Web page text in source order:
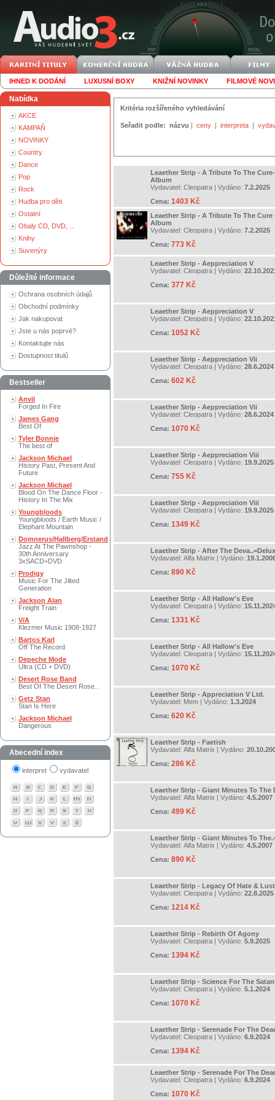
IHNED K DODÁNÍ LUXUSNÍ BOXY KNIŽNÍ NOVINKY FILMOVÉ
Nabídka
AKCE
KAMPAŇ
NOVINKY
Country
Dance
Pop
Rock
Hudba pro děti
Ostatní
Obaly CD, DVD, ...
Knihy
Suvenýry
Důležité informace
Ochrana osobních údajů
Obchodní podmínky
Jak nakupovat
Jste u nás poprvé?
Kontaktujte nás
Dostupnost titulů
Bestseller
Anvil
Forged In Fire
James Gang
Best Of
Tyler Bonnie
The best of
Jackson Michael
History Past, Present And
Future
Jackson Michael
Blood On The Dance Floor -
History In The Mix
Youngbloods
Youngbloods / Earth Music /
Elephant Mountain
Domnerus/Hallberg/Erstand
Jazz At The Pawnshop -
30th Anniversary
3xSACD+DVD
Prodigy
Music For The Jilted
Generation
Jackson Alan
Freight Train
V/A
Klezmer Music 1908-1927
Bartos Karl
Off The Record
Depeche Mode
Ultra (CD + DVD)
Desert Rose Band
Best Of The Desert Rose..
Getz Stan
Stan Is Here
Jackson Michael
Dangerous
Abecední index
interpret vydavatel
Kritéria rozšířeného vyhledávání
Seřadit podle: názvu | ceny | interpreta |
Leaether Strip - A Tribute To The
Album
Vydavatel: Cleopatra | Vydáno: 7.2.2025
Cena: 1403 Kč
Leaether Strip - A Tribute To The
Album
Vydavatel: Cleopatra | Vydáno: 7.2.2025
Cena: 773 Kč
Leaether Strip - Aeppreciation V
Vydavatel: Cleopatra | Vydáno:
Cena: 377 Kč
Leaether Strip - Aeppreciation V
Vydavatel: Cleopatra | Vydáno:
Cena: 1052 Kč
Leaether Strip - Aeppreciation Vii
Vydavatel: Cleopatra | Vydáno: 28.6.2024
Cena: 602 Kč
Leaether Strip - Aeppreciation Vii
Vydavatel: Cleopatra | Vydáno: 28.6.2024
Cena: 1070 Kč
Leaether Strip - Aeppreciation Viii
Vydavatel: Cleopatra | Vydáno: 19.9.2025
Cena: 755 Kč
Leaether Strip - Aeppreciation Viii
Vydavatel: Cleopatra | Vydáno: 19.9.2025
Cena: 1349 Kč
Leaether Strip - After The
Vydavatel: Alfa Matrix | Vydáno:
Cena: 890 Kč
Leaether Strip - All Hallow's Eve
Vydavatel: Cleopatra | Vydáno:
Cena: 1331 Kč
Leaether Strip - All Hallow's Eve
Vydavatel: Cleopatra | Vydáno:
Cena: 1070 Kč
Leaether Strip - Appreciation V Ltd.
Vydavatel: Mem | Vydáno: 1.3.2024
Cena: 620 Kč
Leaether Strip - Faetish
Vydavatel: Alfa Matrix | Vydáno:
Cena: 286 Kč
Leaether Strip - Giant Minutes To The
Vydavatel: Alfa Matrix | Vydáno: 4.5.2007
Cena: 499 Kč
Leaether Strip - Giant Minutes To
Vydavatel: Alfa Matrix | Vydáno: 4.5.2007
Cena: 890 Kč
Leaether Strip - Legacy Of Hate & Lust
Vydavatel: Cleopatra | Vydáno: 22.8.2025
Cena: 1214 Kč
Leaether Strip - Rebirth Of Agony
Vydavatel: Cleopatra | Vydáno: 5.9.2025
Cena: 1394 Kč
Leaether Strip - Science For The
Vydavatel: Cleopatra | Vydáno: 5.1.2024
Cena: 1070 Kč
Leaether Strip - Serenade For The
Vydavatel: Cleopatra | Vydáno: 6.9.2024
Cena: 1394 Kč
Leaether Strip - Serenade For The
Vydavatel: Cleopatra | Vydáno: 6.9.2024
Cena: 1070 Kč